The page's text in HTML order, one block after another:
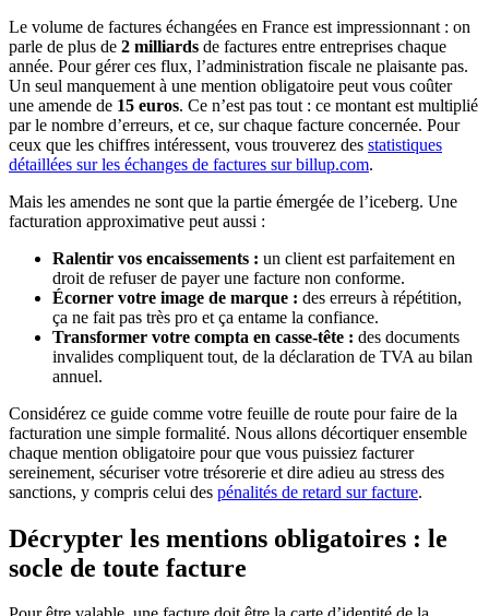
Le volume de factures échangées en France est impressionnant : on
parle de plus de 2 milliards de factures entre entreprises chaque
année. Pour gérer ces flux, l’administration fiscale ne plaisante pas.
Un seul manquement à une mention obligatoire peut vous coûter
une amende de 15 euros. Ce n’est pas tout : ce montant est multiplié
par le nombre d’erreurs, et ce, sur chaque facture concernée. Pour
ceux que les chiffres intéressent, vous trouverez des statistiques
détaillées sur les échanges de factures sur billup.com.
Mais les amendes ne sont que la partie émergée de l’iceberg. Une
facturation approximative peut aussi :
Ralentir vos encaissements : un client est parfaitement en
droit de refuser de payer une facture non conforme.
Écorner votre image de marque : des erreurs à répétition,
ça ne fait pas très pro et ça entame la confiance.
Transformer votre compta en casse-tête : des documents
invalides compliquent tout, de la déclaration de TVA au bilan
annuel.
Considérez ce guide comme votre feuille de route pour faire de la
facturation une simple formalité. Nous allons décortiquer ensemble
chaque mention obligatoire pour que vous puissiez facturer
sereinement, sécuriser votre trésorerie et dire adieu au stress des
sanctions, y compris celui des pénalités de retard sur facture.
Décrypter les mentions obligatoires : le
socle de toute facture